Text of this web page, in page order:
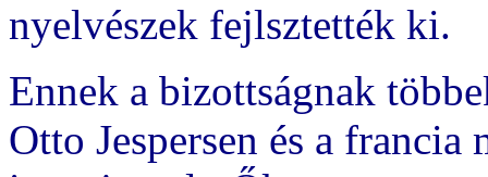
nyelvészek fejlsztették ki.
Ennek a bizottságnak
Otto Jespersen és a